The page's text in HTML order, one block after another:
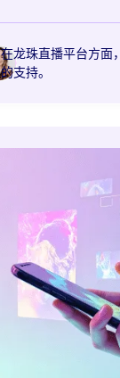
在龙珠直播平台方面
的支持。